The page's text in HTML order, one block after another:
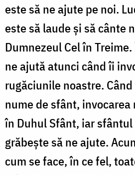
este să ne ajute pe noi.
este să laude şi să cânte
Dumnezeul Cel în
ne ajută atunci când îi
rugăciunile noastre.
nume de sfânt, invocarea
în Duhul Sfânt, iar
grăbeşte să ne ajute.
cum se face, în ce fel,